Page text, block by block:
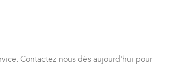
Contactez-nous dès aujourd'hui pour